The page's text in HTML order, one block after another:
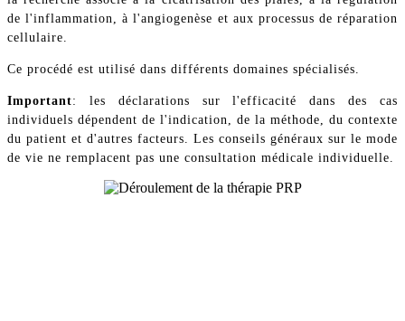
de l'inflammation, à l'angiogenèse et aux processus de réparation
cellulaire.
Ce procédé est utilisé dans différents domaines spécialisés.
Important: les déclarations sur l'efficacité dans des cas
individuels dépendent de l'indication, de la méthode, du contexte
du patient et d'autres facteurs. Les conseils généraux sur le mode
de vie ne remplacent pas une consultation médicale individuelle.